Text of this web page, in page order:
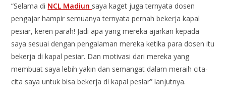
“Selama di NCL Madiun saya kaget juga ternyata dosen
pengajar hampir semuanya ternyata pernah bekerja kapal
pesiar, keren parah! Jadi apa yang mereka ajarkan kepada
saya sesuai dengan pengalaman mereka ketika para dosen itu
bekerja di kapal pesiar. Dan motivasi dari mereka yang
membuat saya lebih yakin dan semangat dalam meraih cita-
cita saya untuk bisa bekerja di kapal pesiar” lanjutnya.